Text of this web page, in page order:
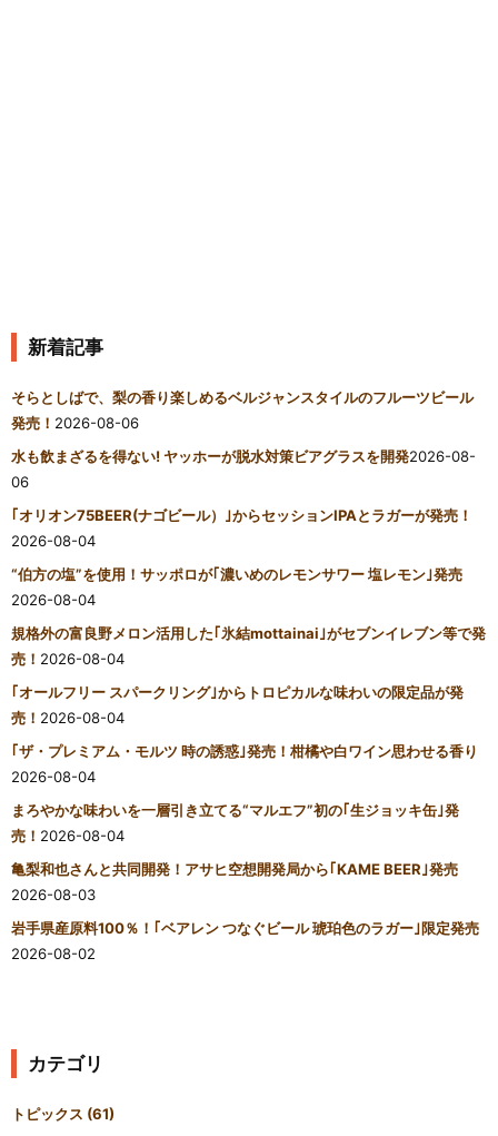
新着記事
そらとしばで、梨の香り楽しめるベルジャンスタイルのフルーツビール
発売！ 2026-08-06
水も飲まざるを得ない! ヤッホーが脱水対策ビアグラスを開発2026-08-
06
｢オリオン75BEER(ナゴビール）｣からセッションIPAとラガーが発売！
2026-08-04
“伯方の塩”を使用！サッポロが｢濃いめのレモンサワー 塩レモン｣発売
2026-08-04
規格外の富良野メロン活用した｢氷結mottainai｣がセブンイレブン等で発
売！ 2026-08-04
｢オールフリー スパークリング｣からトロピカルな味わいの限定品が発
売！ 2026-08-04
｢ザ・プレミアム・モルツ 時の誘惑｣発売！柑橘や白ワイン思わせる香り
2026-08-04
まろやかな味わいを一層引き立てる“マルエフ”初の｢生ジョッキ缶｣発
売！ 2026-08-04
亀梨和也さんと共同開発！アサヒ空想開発局から｢KAME BEER｣発売
2026-08-03
岩手県産原料100％！｢ベアレン つなぐビール 琥珀色のラガー｣限定発売
2026-08-02
カテゴリ
トピックス (61)